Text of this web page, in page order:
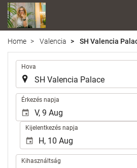
Home Valencia SH Valencia
Hova
Érkezés napja
Kijelentkezés napja
Kihasználtság
Kihasználtság